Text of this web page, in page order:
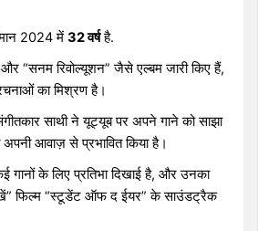
2024 में32 वर्षहै.
“सनम रिवोल्यूशन” जैसे एल्बम जारी किए हैं,
का मिश्रण है।
साथी ने यूट्यूब पर अपने गाने को साझा
आवाज़ से प्रभावित किया है।
गानों के लिए प्रतिभा दिखाई है, और उनका
फिल्म “स्टूडेंट ऑफ द ईयर” के साउंडट्रैक